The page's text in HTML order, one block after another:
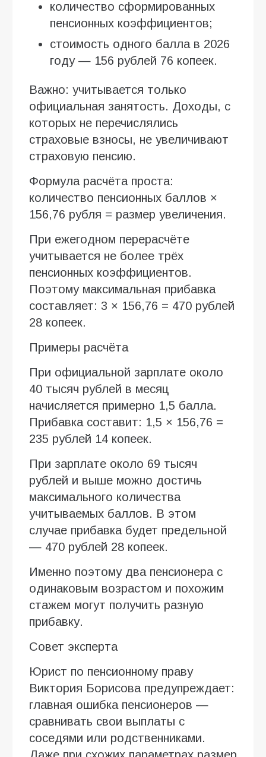
количество сформированных
пенсионных коэффициентов;
стоимость одного балла в 2026
году — 156 рублей 76 копеек.
Важно: учитывается только
официальная занятость. Доходы, с
которых не перечислялись
страховые взносы, не увеличивают
страховую пенсию.
Формула расчёта проста:
количество пенсионных баллов ×
156,76 рубля = размер увеличения.
При ежегодном перерасчёте
учитывается не более трёх
пенсионных коэффициентов.
Поэтому максимальная прибавка
составляет: 3 × 156,76 = 470 рублей
28 копеек.
Примеры расчёта
При официальной зарплате около
40 тысяч рублей в месяц
начисляется примерно 1,5 балла.
Прибавка составит: 1,5 × 156,76 =
235 рублей 14 копеек.
При зарплате около 69 тысяч
рублей и выше можно достичь
максимального количества
учитываемых баллов. В этом
случае прибавка будет предельной
— 470 рублей 28 копеек.
Именно поэтому два пенсионера с
одинаковым возрастом и похожим
стажем могут получить разную
прибавку.
Совет эксперта
Юрист по пенсионному праву
Виктория Борисова предупреждает:
главная ошибка пенсионеров —
сравнивать свои выплаты с
соседями или родственниками.